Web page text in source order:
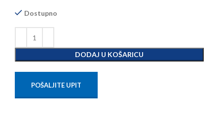
Dostupno
DODAJ U KOŠARICU
POŠALJITE UPIT